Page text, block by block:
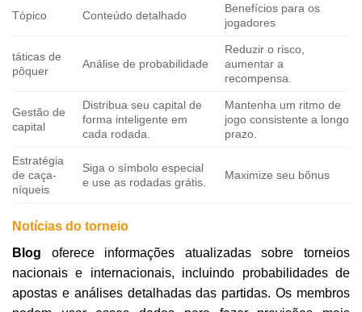
Tópico Conteúdo detalhado
Benefícios para os
jogadores
táticas de
pôquer
Análise de probabilidade
Reduzir o risco,
aumentar a
recompensa.
Gestão de
capital
Distribua seu capital de
forma inteligente em
cada rodada.
Mantenha um ritmo de
jogo consistente a longo
prazo.
Estratégia
de caça-
níqueis
Siga o símbolo especial
e use as rodadas grátis.
Maximize seu bônus
Notícias do torneio
Blog oferece informações atualizadas sobre torneios
nacionais e internacionais, incluindo probabilidades de
apostas e análises detalhadas das partidas. Os membros